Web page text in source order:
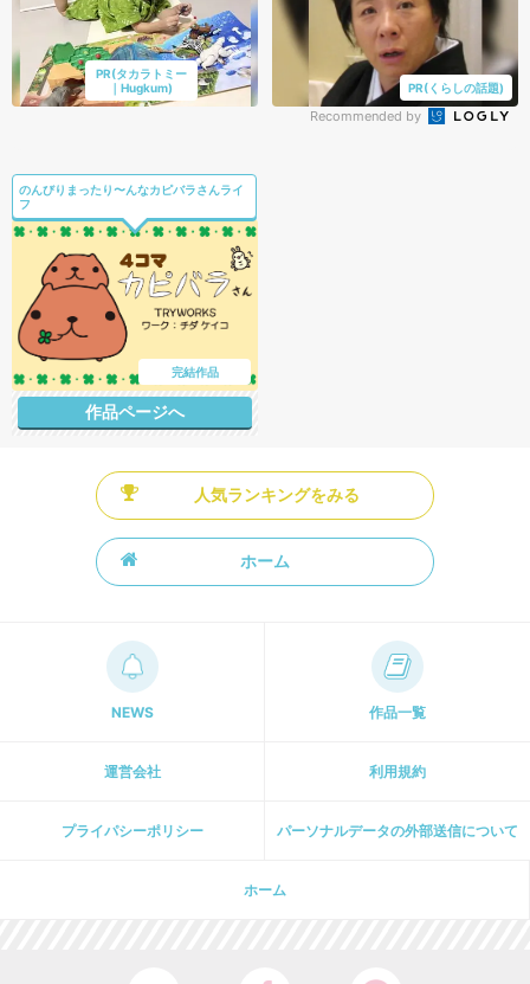
PR(タカラトミー
｜Hugkum)
PR(くらしの話題)
Recommended by
のんびりまったり〜んなカピバラさんライ
フ
完結作品
作品ページへ
人気ランキングをみる
ホーム
NEWS 作品一覧
運営会社 利用規約
プライパシーポリシー パーソナルデータの外部送信について
ホーム